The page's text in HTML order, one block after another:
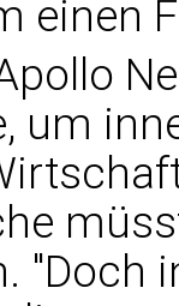
einen
um
"Doch